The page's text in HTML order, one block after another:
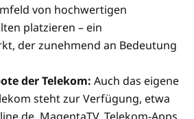
von hochwertigen
platzieren – ein
der zunehmend an Bedeutung
der Telekom: Auch das eigene
steht zur Verfügung, etwa